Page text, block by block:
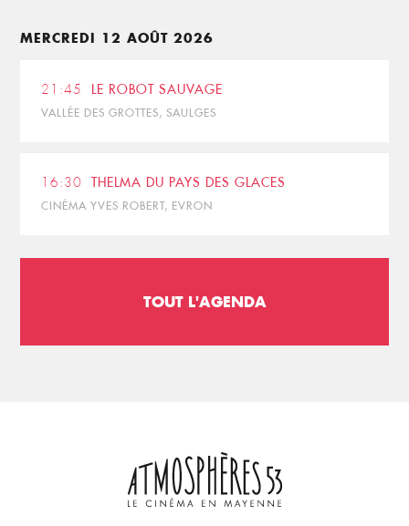
MERCREDI 12 AOÛT 2026
21:45 LE ROBOT SAUVAGE
VALLÉE DES GROTTES, SAULGES
16:30 THELMA DU PAYS DES GLACES
CINÉMA YVES ROBERT, EVRON
TOUT L'AGENDA